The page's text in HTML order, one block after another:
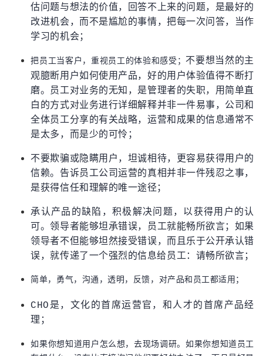
估问题与想法的价值，回答不上来的问题，是最好的
改进机会，而不是尴尬的事情，把每一次问答，当作
学习的机会；
把员工当客户，重视员工的体验和感受； 不要想当然的主
观臆断用户如何使用产品，好的用户体验值得不断打
磨。员工对业务的无知，是管理者的失职，用简单直
白的方式对业务进行详细解释并非一件易事，公司和
全体员工分享的有关战略，运营和成果的信息通常不
是太多，而是少的可怜；
不要欺骗或隐瞒用户，坦诚相待，更容易获得用户的
信赖。告诉员工公司运营的真相并非一件残忍之事，
是获得信任和理解的唯一途径；
承认产品的缺陷，积极解决问题，以获得用户的认
可。领导者能够坦承错误，员工就能畅所欲言；如果
领导者不但能够坦然接受错误，而且乐于公开承认错
误，就传递了一个强烈的信息给员工：请畅所欲言；
简单，勇气，沟通，透明，反馈，对产品和员工都适用；
CHO是，文化的首席运营官，和人才的首席产品经
理；
如果你想知道用户怎么想，去现场调研。如果你想知道员工